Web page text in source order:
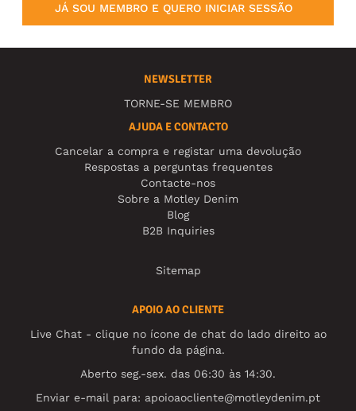
JÁ SOU MEMBRO E QUERO INICIAR SESSÃO
NEWSLETTER
TORNE-SE MEMBRO
AJUDA E CONTACTO
Cancelar a compra e registar uma devolução
Respostas a perguntas frequentes
Contacte-nos
Sobre a Motley Denim
Blog
B2B Inquiries
Sitemap
APOIO AO CLIENTE
Live Chat - clique no ícone de chat do lado direito ao
fundo da página.
Aberto seg.-sex. das 06:30 às 14:30.
Enviar e-mail para: apoioaocliente@motleydenim.pt